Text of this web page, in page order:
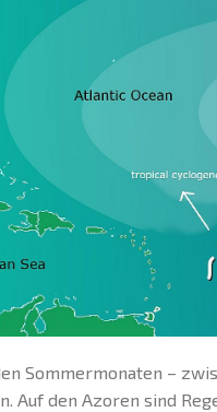
Sommermonaten –
Auf den Azoren sind